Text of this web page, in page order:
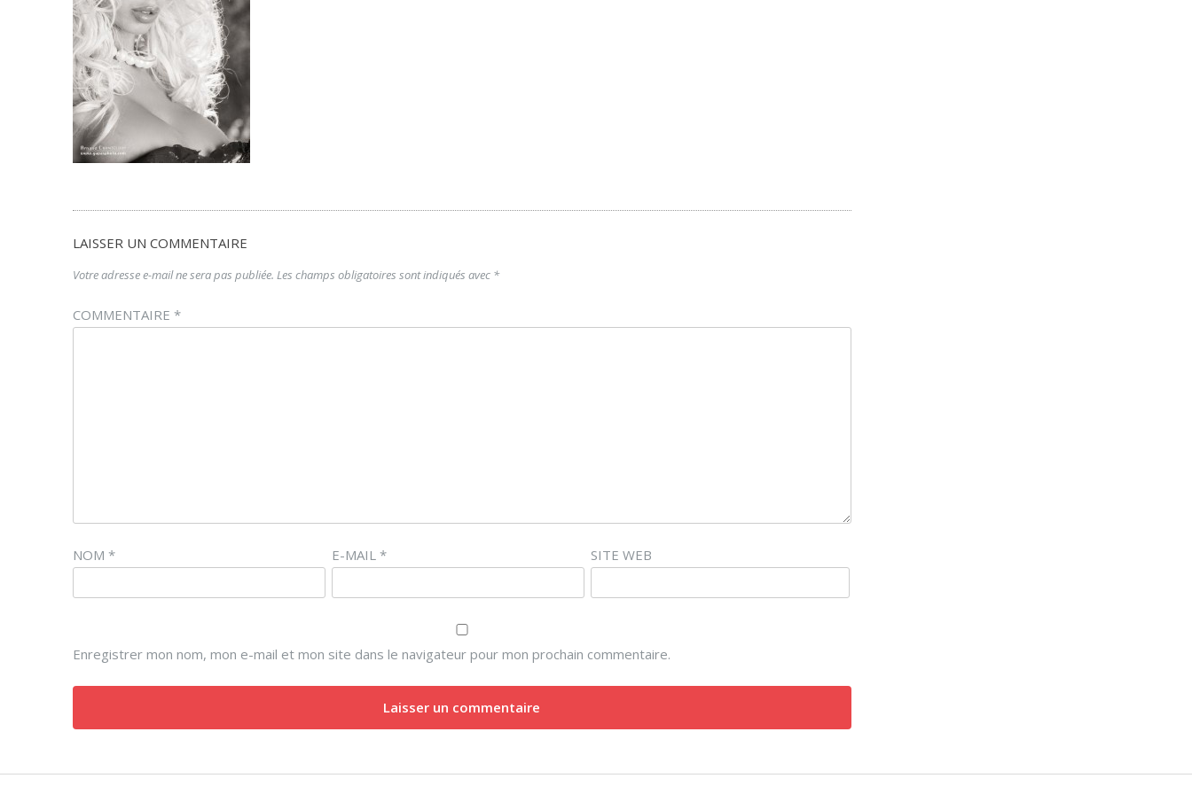
LAISSER UN COMMENTAIRE
Votre adresse e-mail ne sera pas publiée. Les champs obligatoires sont indiqués avec *
COMMENTAIRE *
NOM * E-MAIL* SITE WEB
Enregistrer mon nom, mon e-mail et mon site dans le navigateur pour mon prochain commentaire.